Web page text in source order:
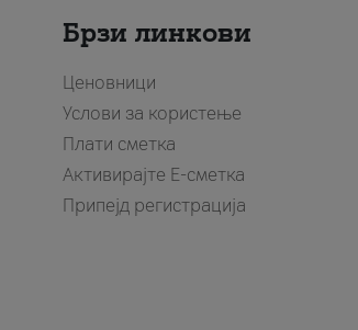
Брзи линкови
Ценовници
Услови за користење
Плати сметка
Активирајте Е-сметка
Припејд регистрација